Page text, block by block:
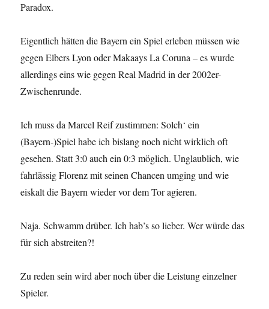
Paradox.
Eigentlich hätten die Bayern ein Spiel erleben müssen wie
gegen Elbers Lyon oder Makaays La Coruna – es wurde
allerdings eins wie gegen Real Madrid in der 2002er-
Zwischenrunde.
Ich muss da Marcel Reif zustimmen: Solch‘ ein
(Bayern-)Spiel habe ich bislang noch nicht wirklich oft
gesehen. Statt 3:0 auch ein 0:3 möglich. Unglaublich, wie
fahrlässig Florenz mit seinen Chancen umging und wie
eiskalt die Bayern wieder vor dem Tor agieren.
Naja. Schwamm drüber. Ich hab’s so lieber. Wer würde das
für sich abstreiten?!
Zu reden sein wird aber noch über die Leistung einzelner
Spieler.